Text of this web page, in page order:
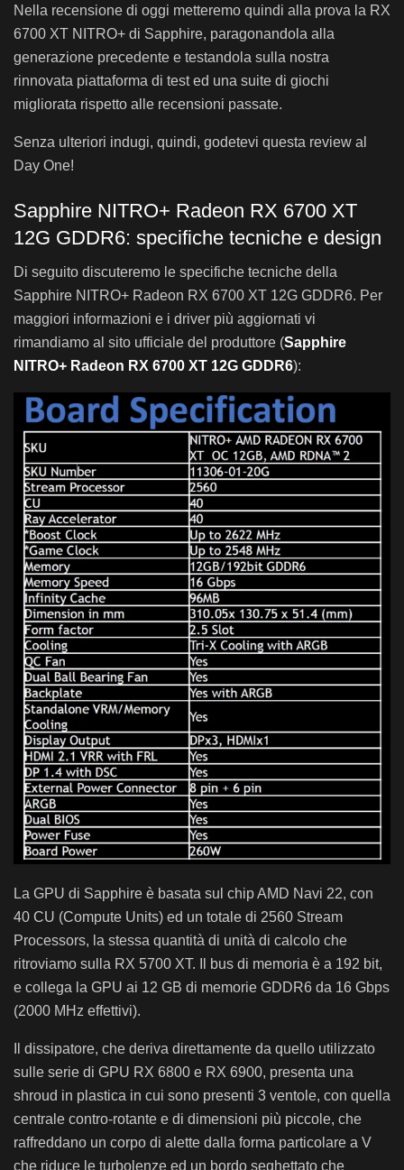
Nella recensione di oggi metteremo quindi alla prova la RX
6700 XT NITRO+ di Sapphire, paragonandola alla
generazione precedente e testandola sulla nostra
rinnovata piattaforma di test ed una suite di giochi
migliorata rispetto alle recensioni passate.
Senza ulteriori indugi, quindi, godetevi questa review al
Day One!
Sapphire NITRO+ Radeon RX 6700 XT
12G GDDR6: specifiche tecniche e design
Di seguito discuteremo le specifiche tecniche della
Sapphire NITRO+ Radeon RX 6700 XT 12G GDDR6. Per
maggiori informazioni e i driver più aggiornati vi
rimandiamo al sito ufficiale del produttore (Sapphire
NITRO+ Radeon RX 6700 XT 12G GDDR6):
La GPU di Sapphire è basata sul chip AMD Navi 22, con
40 CU (Compute Units) ed un totale di 2560 Stream
Processors, la stessa quantità di unità di calcolo che
ritroviamo sulla RX 5700 XT. Il bus di memoria è a 192 bit,
e collega la GPU ai 12 GB di memorie GDDR6 da 16 Gbps
(2000 MHz effettivi).
Il dissipatore, che deriva direttamente da quello utilizzato
sulle serie di GPU RX 6800 e RX 6900, presenta una
shroud in plastica in cui sono presenti 3 ventole, con quella
centrale contro-rotante e di dimensioni più piccole, che
raffreddano un corpo di alette dalla forma particolare a V
che riduce le turbolenze ed un bordo seghettato che